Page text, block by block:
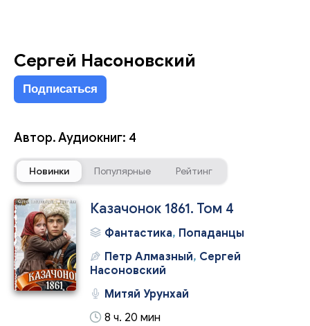
Сергей Насоновский
Подписаться
Автор. Аудиокниг: 4
Новинки Популярные Рейтинг
Казачонок 1861. Том 4
Фантастика, Попаданцы
Петр Алмазный, Сергей
Насоновский
Митяй Урунхай
8 ч. 20 мин